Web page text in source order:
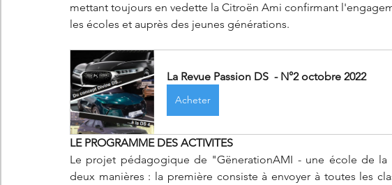
mettant toujours en vedette la Citroën Ami confirmant
les écoles et auprès des jeunes générations.
La Revue Passion DS  - N°2 octobre 2022
Acheter
LE PROGRAMME DES ACTIVITES
Le projet pédagogique de "GënerationAMI - une école de
deux manières : la première consiste à envoyer à toutes les